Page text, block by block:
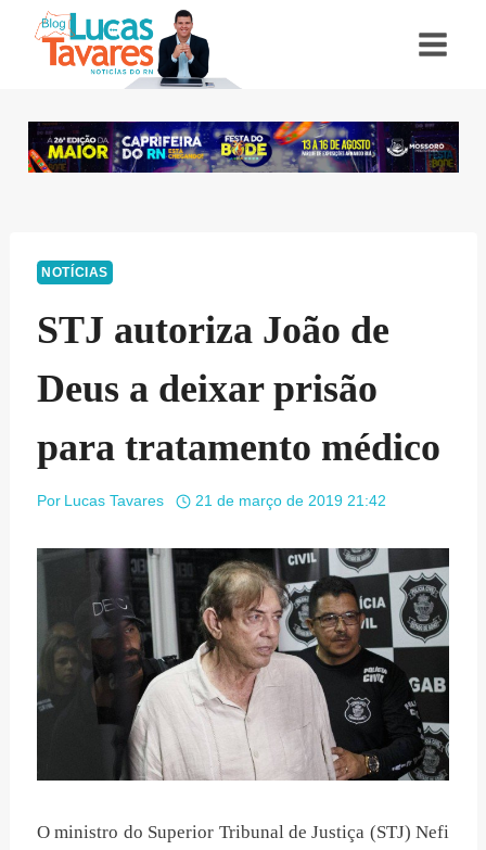
NOTÍCIAS
STJ autoriza João de
Deus a deixar prisão
para tratamento médico
Por Lucas Tavares 21 de março de 2019 21:42
O ministro do Superior Tribunal de Justiça (STJ) Nefi